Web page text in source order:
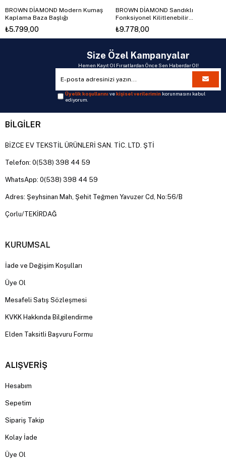
BROWN DİAMOND Modern Kumaş
Kaplama Baza Başlığı
₺5.799,00
BROWN DİAMOND Sandıklı
Fonksiyonel Kilitlenebilir
Amortisörlü Yüksek Ayaklı Başlıksız
Baza
₺9.778,00
Size Özel Kampanyalar
Hemen Kayıt Ol Fırsatlardan Önce Sen Haberdar Ol!
Üyelik koşullarınıvekişisel verilerimin korunmasını kabul
ediyorum.
BİLGİLER
BİZCE EV TEKSTİL ÜRÜNLERİ SAN. TİC. LTD. ŞTİ
Telefon: 0(538) 398 44 59
WhatsApp: 0(538) 398 44 59
Adres: Şeyhsinan Mah, Şehit Teğmen Yavuzer Cd, No:56/B
Çorlu/TEKİRDAĞ
KURUMSAL
İade ve Değişim Koşulları
Üye Ol
Mesafeli Satış Sözleşmesi
KVKK Hakkında Bilgilendirme
Elden Taksitli Başvuru Formu
ALIŞVERİŞ
Hesabım
Sepetim
Sipariş Takip
Kolay İade
Üye Ol